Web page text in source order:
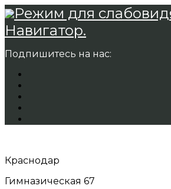
Режим для
Навигатор.
Подпишитесь на нас:
Краснодар
Гимназическая 67